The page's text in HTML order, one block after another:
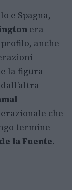
e Spagna,
era
anche
la figura
che
termine
la Fuente.